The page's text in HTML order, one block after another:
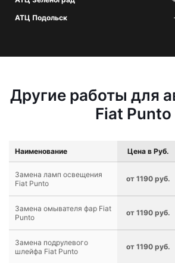
АТЦ Подольск
Другие работы для
Fiat Punto
Наименование Цена в Руб.
Замена ламп освещения
Fiat Punto
от 1190 руб.
Замена омывателя фар Fiat
Punto
от 1190 руб.
Замена подрулевого
шлейфа Fiat Punto
от 1190 руб.